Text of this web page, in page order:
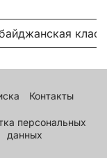
Контакты
персональных
данных